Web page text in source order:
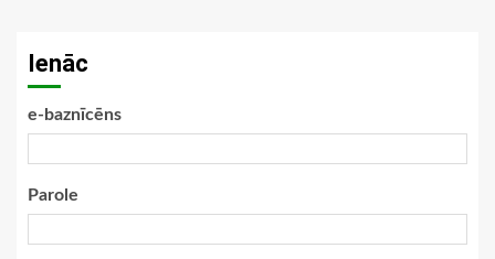
Ienāc
e-baznīcēns
Parole